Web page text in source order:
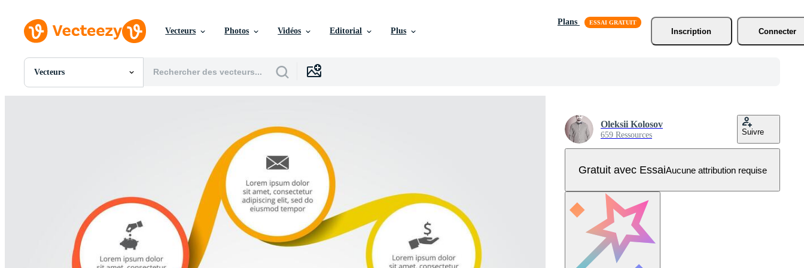
Vecteurs Photos Vidéos Editorial Plus
Plans
Inscription
Connecter
Vecteurs
Toutes Images
Images Éditoriales
Événements Éditoriaux
Oleksii Kolosov
659 Ressources Suivre
Gratuit avec EssaiAucune attribution requise